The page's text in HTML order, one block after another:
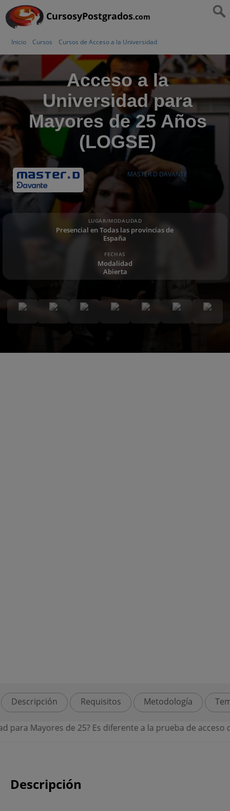
CursosyPostgrados.com
Inicio Cursos Cursos de Acceso a la Universidad
Acceso a la
Universidad para
Mayores de 25 Años
(LOGSE)
MASTER D DAVANTE
LUGAR/MODALIDAD
Presencial en Todas las provincias de
España
FECHAS
Modalidad
Abierta
Descripción Requisitos Metodología
25? Es diferente a la prueba de acceso de la PAU. En
Descripción